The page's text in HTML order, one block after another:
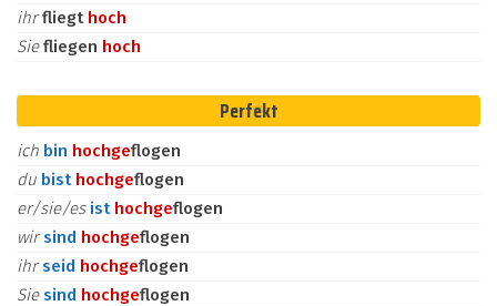
ihrfliegt hoch
Siefliegen hoch
Perfekt
ich bin hochgeflogen
du bist hochgeflogen
er/sie/es ist hochgeflogen
wirsind hochgeflogen
ihrseid hochgeflogen
Siesind hochgeflogen